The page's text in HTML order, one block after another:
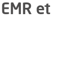
CONTACT
et